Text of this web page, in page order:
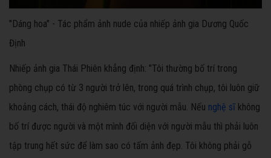
"Dáng hoa" - Tác phẩm ảnh nude của nhiếp ảnh gia Dương Quốc
Định
Nhiếp ảnh gia Thái Phiên khẳng định: "Tôi thường bố trí trong
phòng chụp có từ 3 người trở lên, trong quá trình chụp, tôi luôn giữ
khoảng cách, thái độ nghiêm túc với người mẫu. Nếu nghệ sĩ không
bố trí được người và một mình đối diện với người mẫu thì phải luôn
tập trung hết sức để làm sao có tấm ảnh đẹp. Tôi không phải gỗ